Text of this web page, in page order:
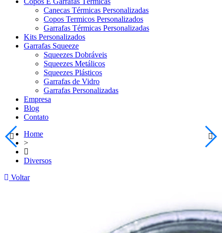
Canecas Térmicas Personalizadas
Copos Termicos Personalizados
Garrafas Térmicas Personalizadas
Kits Personalizados
Garrafas Squeeze
Squeezes Dobráveis
Squeezes Metálicos
Squeezes Plásticos
Garrafas de Vidro
Garrafas Personalizadas
Empresa
Blog
Contato
Home
>
Diversos
Voltar